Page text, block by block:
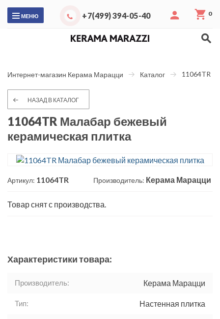
МЕНЮ +7(499) 394-05-40 0
Интернет-магазин Керама Марацци Каталог 11064TR
НАЗАД В КАТАЛОГ
11064TR Малабар бежевый
керамическая плитка
Артикул: 11064TR Производитель: Керама Марацци
Товар снят с производства.
Характеристики товара:
Производитель: Керама Марацци
Тип: Настенная плитка